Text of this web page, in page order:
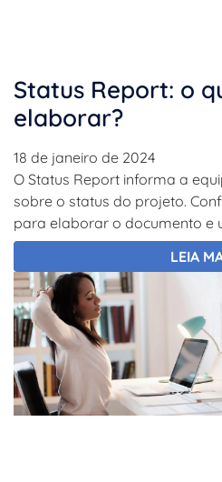
Status Report: o
elaborar?
18 de janeiro de 2024
O Status Report informa a
sobre o status do projeto.
para elaborar o documento e
LEIA